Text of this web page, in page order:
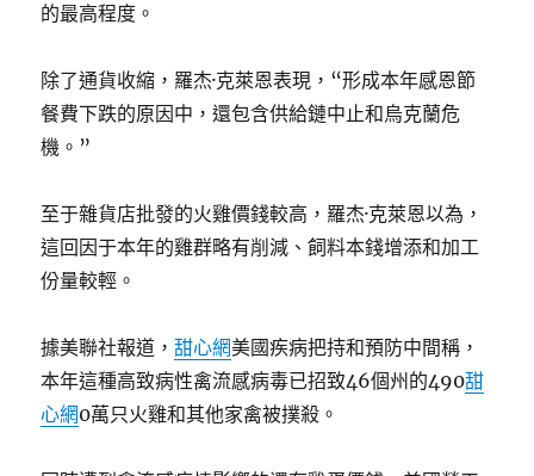
的最高程度。
除了通貨收縮，羅杰·克萊恩表現，“形成本年感恩節
餐費下跌的原因中，還包含供給鏈中止和烏克蘭危
機。”
至于雜貨店批發的火雞價錢較高，羅杰·克萊恩以為，
這回因于本年的雞群略有削減、飼料本錢增添和加工
份量較輕。
據美聯社報道，甜心網美國疾病把持和預防中間稱，
本年這種高致病性禽流感病毒已招致46個州的490甜
心網0萬只火雞和其他家禽被撲殺。